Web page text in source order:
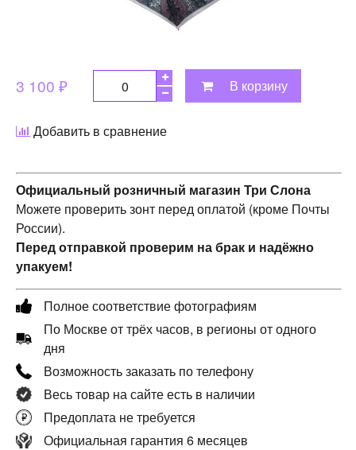
3 100 ₽ В корзину
Добавить в сравнение
Официальный розничный магазин Три Слона
Можете проверить зонт перед оплатой (кроме Почты
России).
Перед отправкой проверим на брак и надёжно
упакуем!
Полное соответствие фотографиям
По Москве от трёх часов, в регионы от одного
дня
Возможность заказать по телефону
Весь товар на сайте есть в наличии
Предоплата не требуется
Официальная гарантия 6 месяцев